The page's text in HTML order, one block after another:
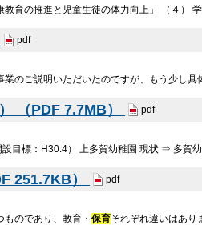
教育の推進と児童生徒の体力向上」 （４）
pdf
業のご説明いただいたのですが、もう少し
（PDF 7.7MB） pdf
目標：H30.4） 上多賀幼稚園 現状 ⇒ 多賀
251.7KB） pdf
ものであり、教育・保育それぞれ違いはあ